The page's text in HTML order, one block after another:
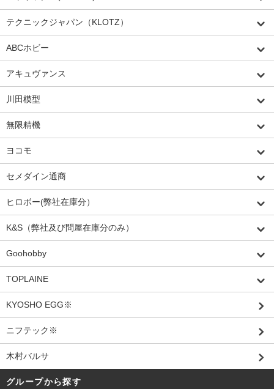
テクニックジャパン（KLOTZ）
ABCホビー
アキュヴァンス
川田模型
無限精機
ヨコモ
セメダイン通商
ヒロボー(弊社在庫分）
K&S（弊社及び問屋在庫分のみ）
Goohobby
TOPLAINE
KYOSHO EGG※
ニフテック※
木村バルサ
グループから探す